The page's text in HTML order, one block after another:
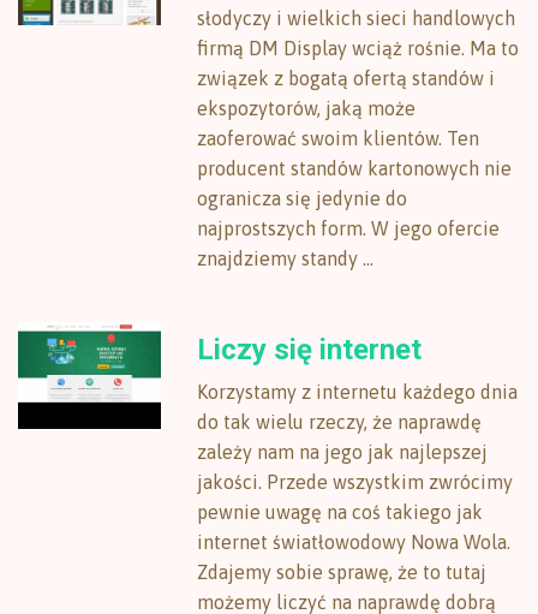
słodyczy i wielkich sieci handlowych
firmą DM Display wciąż rośnie. Ma to
związek z bogatą ofertą standów i
ekspozytorów, jaką może
zaoferować swoim klientów. Ten
producent standów kartonowych nie
ogranicza się jedynie do
najprostszych form. W jego ofercie
znajdziemy standy ...
Liczy się internet
Korzystamy z internetu każdego dnia
do tak wielu rzeczy, że naprawdę
zależy nam na jego jak najlepszej
jakości. Przede wszystkim zwrócimy
pewnie uwagę na coś takiego jak
internet światłowodowy Nowa Wola.
Zdajemy sobie sprawę, że to tutaj
możemy liczyć na naprawdę dobrą